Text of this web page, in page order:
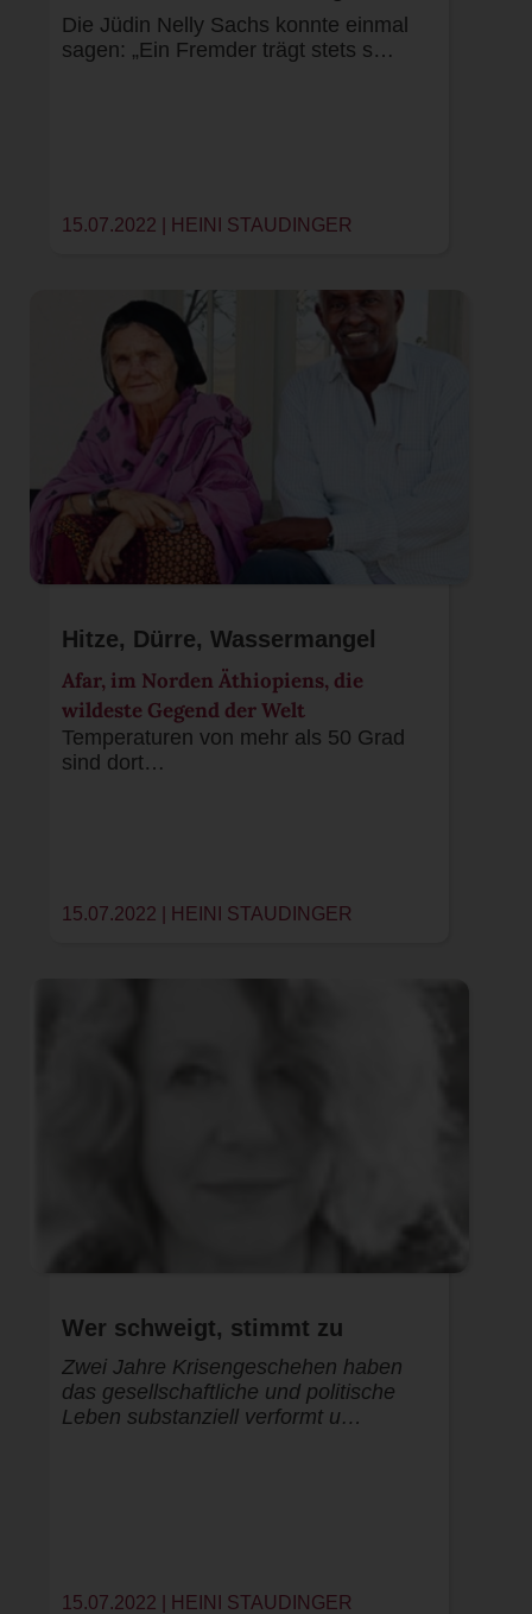
Die Jüdin Nelly Sachs konnte einmal
sagen: „Ein Fremder trägt stets s…
15.07.2022 | HEINI STAUDINGER
Hitze, Dürre, Wassermangel
Afar, im Norden Äthiopiens, die
wildeste Gegend der Welt
Temperaturen von mehr als 50 Grad
sind dort…
15.07.2022 | HEINI STAUDINGER
Wer schweigt, stimmt zu
Zwei Jahre Krisengeschehen haben
das gesellschaftliche und politische
Leben substanziell verformt u…
15.07.2022 | HEINI STAUDINGER